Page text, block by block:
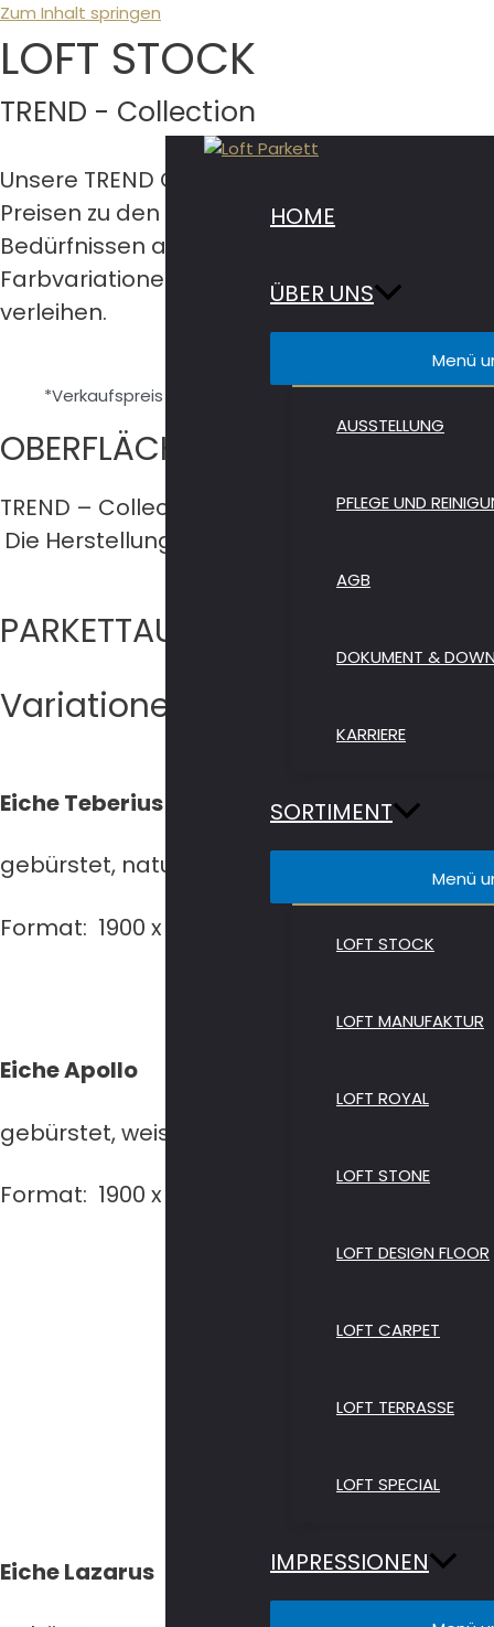
Zum Inhalt springen
HOME
ÜBER UNS
Menü
AUSSTELLUNG
PFLEGE UND
AGB
DOKUMENT &
KARRIERE
SORTIMENT
Menü
LOFT STOCK
LOFT MANUFAKTUR
LOFT ROYAL
LOFT STONE
LOFT DESIGN FLOOR
LOFT CARPET
LOFT TERRASSE
LOFT SPECIAL
IMPRESSIONEN
LOFT STOCK
TREND - Collection
Unsere TREND Collection bietet eine
Preisen zu den meistgekauften
Bedürfnissen anspruchsvoller Kunden
Farbvariationen bietet die “TREND”-
verleihen.
*Verkaufspreis exkl. Mwst, ohne Verlegung;
OBERFLÄCHEN
TREND – Collection umfasst weitere
Die Herstellung und Fertigung erfolgt in
Importeur zu den
PARKETTAUFBAU
Variationen
Eiche Teberius
gebürstet, natur geölt
Format: 1900 x 190 x 14/3 mm
Eiche Apollo
gebürstet, weiss geölt
Format: 1900 x 190 x 14/3 mm
Eiche
Eiche Lazarus